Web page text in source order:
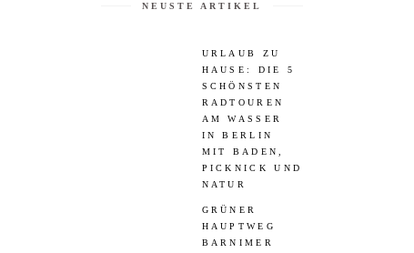
NEUSTE ARTIKEL
URLAUB ZU
HAUSE: DIE 5
SCHÖNSTEN
RADTOUREN
AM WASSER
IN BERLIN
MIT BADEN,
PICKNICK UND
NATUR
GRÜNER
HAUPTWEG
BARNIMER